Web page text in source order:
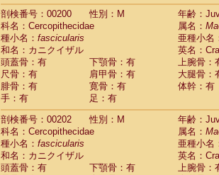
剖検番号：00200
性別：M
年齢：
科名：Cercopithecidae
属名：
種小名： fascicularis
亜種小名
和名：カニクイザル
英名：
頭蓋骨：有
下顎骨：有
上腕骨：
尺骨：有
肩甲骨：有
大腿骨：
腓骨：有
寛骨：有
体幹：有
手：有
足：有
剖検番号：00202
性別：M
年齢：
科名：Cercopithecidae
属名：
種小名： fascicularis
亜種小名
和名：カニクイザル
英名：
頭蓋骨：有
下顎骨：有
上腕骨：